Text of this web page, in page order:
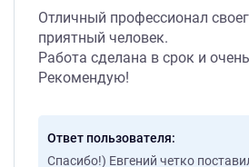
Отличный профессионал
приятный человек.
Работа сделана в срок и
Рекомендую!
Ответ пользователя
Спасибо!) Евгений четко